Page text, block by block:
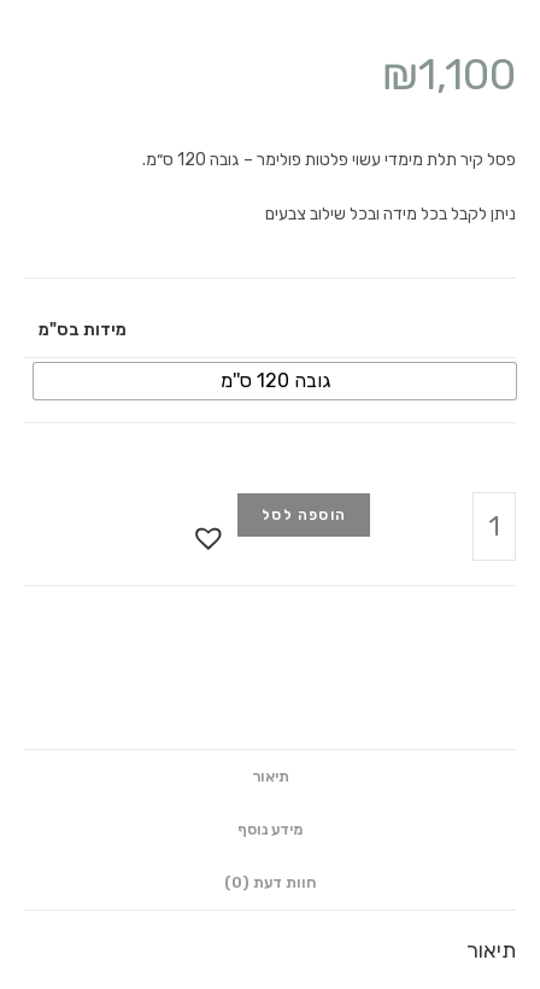
₪1,100
פסל קיר תלת מימדי עשוי פלטות פולימר – גובה 120 ס״מ.
ניתן לקבל בכל מידה ובכל שילוב צבעים
מידות בס"מ
גובה 120 ס''מ
הוספה לסל
תיאור
מידע נוסף
חוות דעת (0)
תיאור